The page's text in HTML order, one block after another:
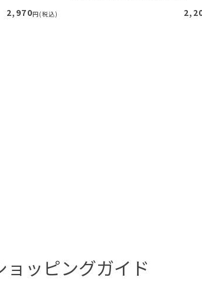
2,970円(税込)
ョッピングガイド